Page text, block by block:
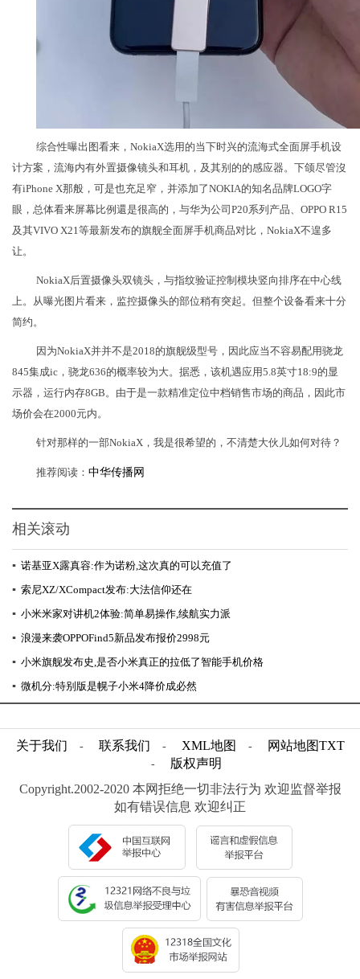
综合性曝出图看来，NokiaX选用的当下时兴的流海式全面屏手机设
计方案，流海内有外置摄像镜头和耳机，及其别的的感应器。下颌尽管沒
有iPhone X那般，可是也充足窄，并添加了NOKIA的知名品牌LOGO字
眼，总体看来屏幕比例還是很高的，与华为公司P20系列产品、OPPO R15
及其VIVO X21等最新发布的旗舰全面屏手机商品对比，NokiaX不遑多
让。
NokiaX后置摄像头双镜头，与指纹验证控制模块竖向排序在中心线
上。从曝光图片看来，监控摄像头的部位稍有突起。但整个设备看来十分
简约。
因为NokiaX并并不是2018的旗舰级型号，因此应当不容易配用骁龙
845集成ic，骁龙636的概率较为大。据悉，该机遇应用5.8英寸18:9的显
示器，运行内存8GB。由于是一款精准定位中档销售市场的商品，因此市
场价会在2000元内。
针对那样的一部NokiaX，我是很希望的，不清楚大伙儿如何对待？
推荐阅读： 中华传播网
相关滚动
▪ 诺基亚X露真容:作为诺粉,这次真的可以充值了
▪ 索尼XZ/XCompact发布:大法信仰还在
▪ 小米米家对讲机2体验:简单易操作,续航实力派
▪ 浪漫来袭OPPOFind5新品发布报价2998元
▪ 小米旗舰发布史,是否小米真正的拉低了智能手机价格
▪ 微机分:特别版是幌子小米4降价成必然
关于我们 - 联系我们 - XML地图 - 网站地图TXT
-
版权声明
Copyright.2002-2020 本网拒绝一切非法行为 欢迎监督举报
如有错误信息 欢迎纠正